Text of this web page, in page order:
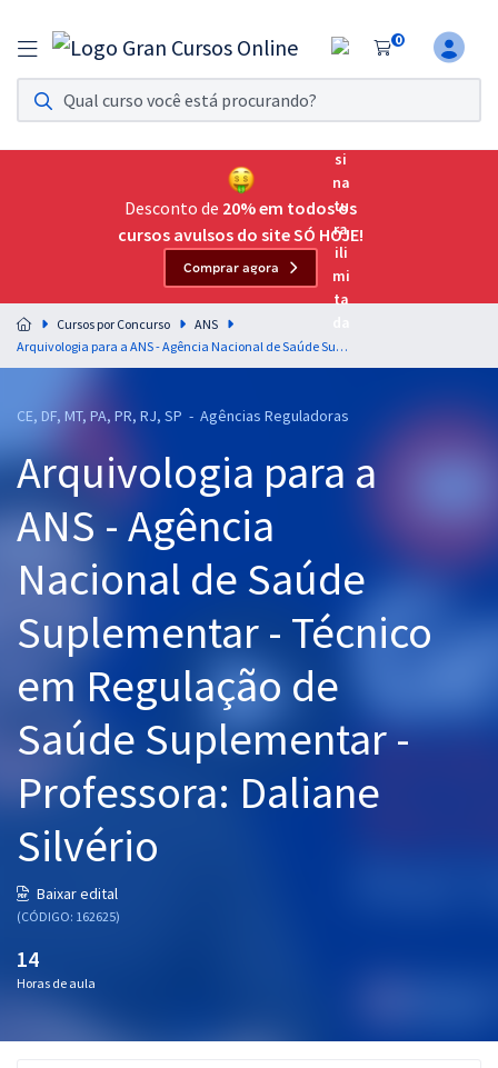
0
Assinatura Ilimitada 11
Acesso a todos os cursos. Teste grátis por 7 dias!
Assinatura OAB Até Passar
Acesso ilimitado a toda preparação para o Exame da
Residências Multiprofissionais
Preparação completa e intensiva para as principais
residências em saúde do Brasil
Cursos 20% OFF
Pós
Graduação
OAB
Questões grátis
Conteúdo gratuito
Aprovados
Atendimento
Desconto de 20% em todos os
cursos avulsos do site SÓ HOJE!
Comprar agora
Cursos por Concurso
ANS
Arquivologia para a ANS - Agência Nacional de Saúde Suplementar - Técnico em Regulação de Saúde Suplementar - Professora: Daliane Silvério
CE, DF, MT, PA, PR, RJ, SP - Agências Reguladoras
Arquivologia para a
ANS - Agência
Nacional de Saúde
Suplementar - Técnico
em Regulação de
Saúde Suplementar -
Professora: Daliane
Silvério
Baixar edital
(CÓDIGO: 162625)
14
Horas de aula